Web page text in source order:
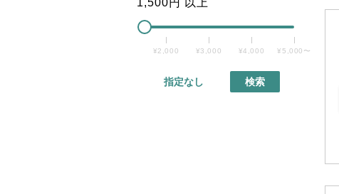
1,500円 以上
¥2,000 ¥3,000 ¥4,000 ¥5,000〜
指定なし 検索